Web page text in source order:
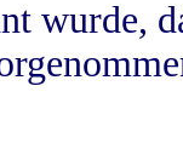
wurde,